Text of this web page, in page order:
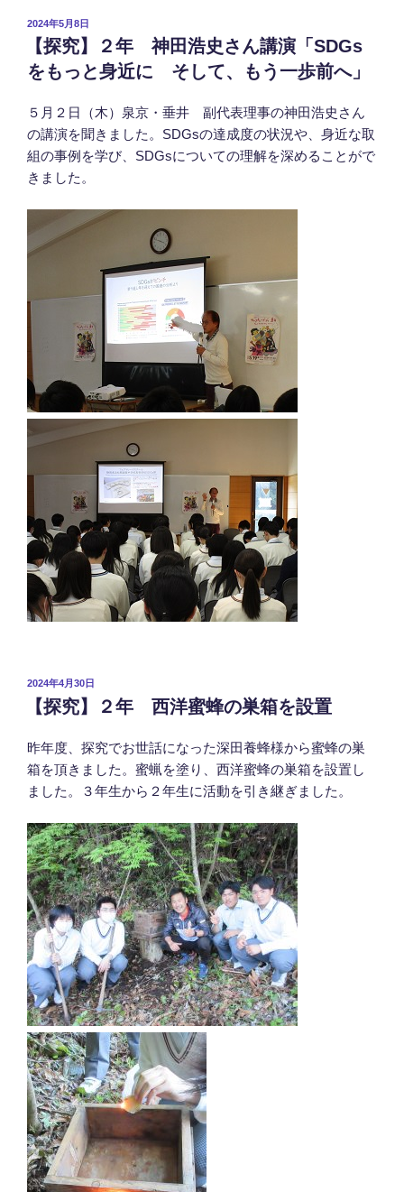
投
日:
2024年5月8日
【探究】２年 神田浩史さん講演「SDGs
をもっと身近に そして、もう一歩前へ」
５月２日（木）泉京・垂井 副代表理事の神田浩史さん
の講演を聞きました。SDGsの達成度の状況や、身近な取
組の事例を学び、SDGsについての理解を深めることがで
きました。
投
日:
2024年4月30日
【探究】２年 西洋蜜蜂の巣箱を設置
昨年度、探究でお世話になった深田養蜂様から蜜蜂の巣
箱を頂きました。蜜蝋を塗り、西洋蜜蜂の巣箱を設置し
ました。３年生から２年生に活動を引き継ぎました。